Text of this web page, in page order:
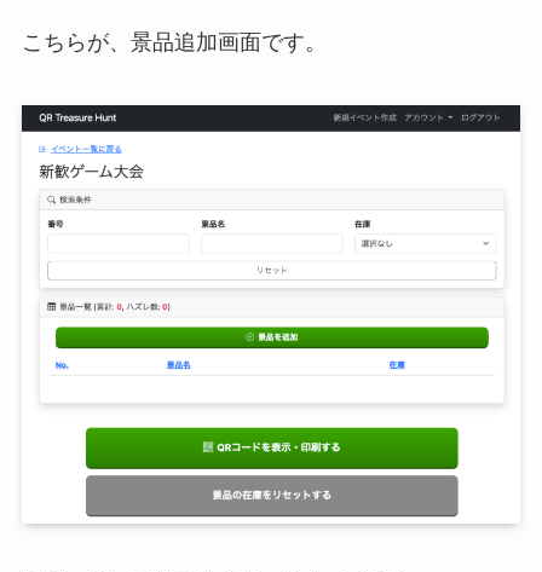
こちらが、景品追加画面です。